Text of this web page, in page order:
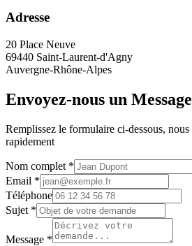
Adresse
20 Place Neuve
69440 Saint-Laurent-d'Agny
Auvergne-Rhône-Alpes
Envoyez-nous un Message
Remplissez le formulaire ci-dessous,
rapidement
Nom complet *
Email *
Téléphone
Sujet *
Message *